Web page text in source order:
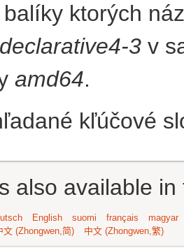
ktorých
3 v
amd64.
kľúčové
also available
English suomi français
magyar
文 (Zhongwen,简) 中文 (Zhongwen,繁)